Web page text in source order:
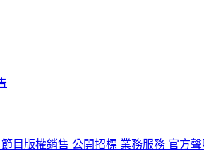
節目版權銷售 公開招標 業務服務 官方聲